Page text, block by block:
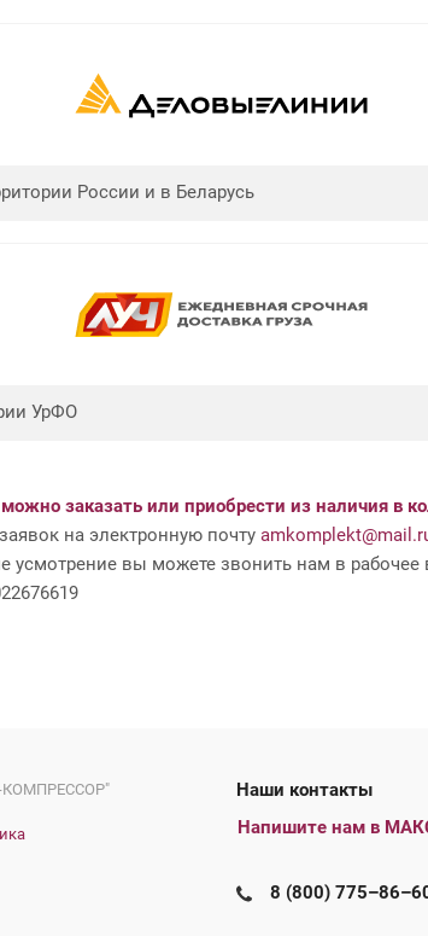
России и в Беларусь
УрФО
заказать или приобрести из наличия в
на электронную почту
усмотрение вы можете звонить нам в
КОМПРЕССОР"
Наши
Напишите нам в
8 (800)